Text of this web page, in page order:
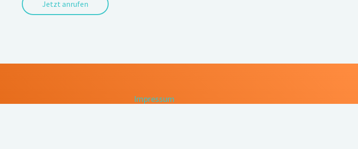
Jetzt anrufen
Impressum